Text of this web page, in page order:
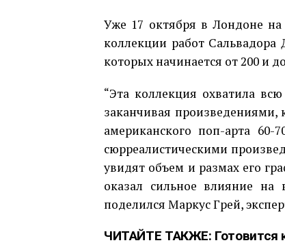
Уже 17 октября в Лондоне на
коллекции работ Сальвадора
которых начинается от 200 и
“Эта коллекция охватила
заканчивая произведениями,
американского поп-арта
сюрреалистическими
увидят объем и размах его
оказал сильное влияние на
поделился Маркус Грей,
ЧИТАЙТЕ ТАКЖЕ: Готовится